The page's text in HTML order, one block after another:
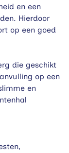
en een
Hierdoor
op een goed
die geschikt
op een
en